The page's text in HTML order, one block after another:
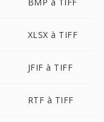
XLSX à TIFF
JFIF à TIFF
RTF à TIFF